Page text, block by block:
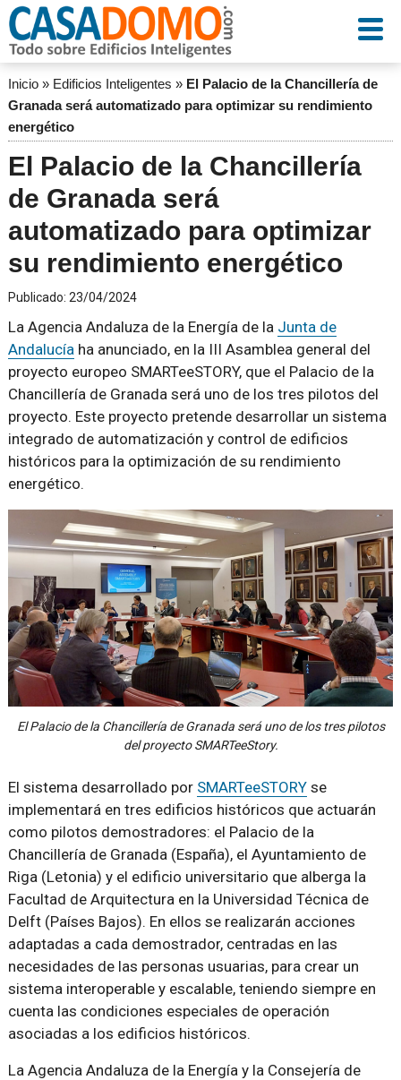
Inicio» Edificios Inteligentes » El Palacio de la Chancillería de
Granada será automatizado para optimizar su rendimiento
energético
El Palacio de la Chancillería
de Granada será
automatizado para optimizar
su rendimiento energético
Publicado: 23/04/2024
La Agencia Andaluza de la Energía de la Junta de
Andalucíaha anunciado, en la III Asamblea general del
proyecto europeo SMARTeeSTORY, que el Palacio de la
Chancillería de Granada será uno de los tres pilotos del
proyecto. Este proyecto pretende desarrollar un sistema
integrado de automatización y control de edificios
históricos para la optimización de su rendimiento
energético.
El Palacio de la Chancillería de Granada será uno de los tres pilotos
del proyecto SMARTeeStory.
El sistema desarrollado por SMARTeeSTORYse
implementará en tres edificios históricos que actuarán
como pilotos demostradores: el Palacio de la
Chancillería de Granada (España), el Ayuntamiento de
Riga (Letonia) y el edificio universitario que alberga la
Facultad de Arquitectura en la Universidad Técnica de
Delft (Países Bajos). En ellos se realizarán acciones
adaptadas a cada demostrador, centradas en las
necesidades de las personas usuarias, para crear un
sistema interoperable y escalable, teniendo siempre en
cuenta las condiciones especiales de operación
asociadas a los edificios históricos.
La Agencia Andaluza de la Energía y la Consejería de